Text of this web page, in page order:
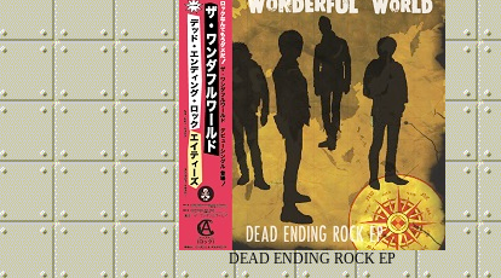
DEAD ENDING ROCK EP